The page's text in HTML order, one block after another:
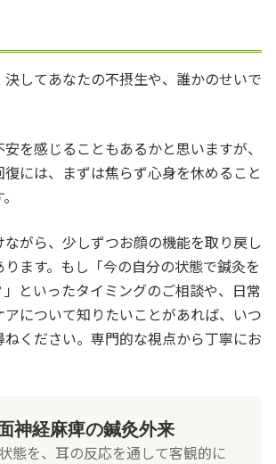
してあなたの不摂生や、誰かのせいで
を感じることもあるかと思いますが、
には、まずは焦らず心身を休めること
がら、少しずつお顔の機能を取り戻し
ます。もし「今の自分の状態で鍼灸を
といったタイミングのご相談や、日常
について知りたいことがあれば、いつ
ください。専門的な視点から丁寧にお
神経麻痺の鍼灸外来
態を、耳の反応を通して客観的に